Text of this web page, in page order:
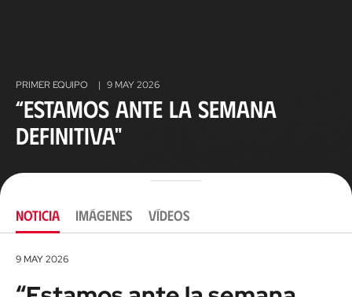
PRIMER EQUIPO | 9 MAY 2026
“Estamos ante la semana
definitiva"
NOTICIA IMÁGENES VÍDEOS
9 MAY 2026